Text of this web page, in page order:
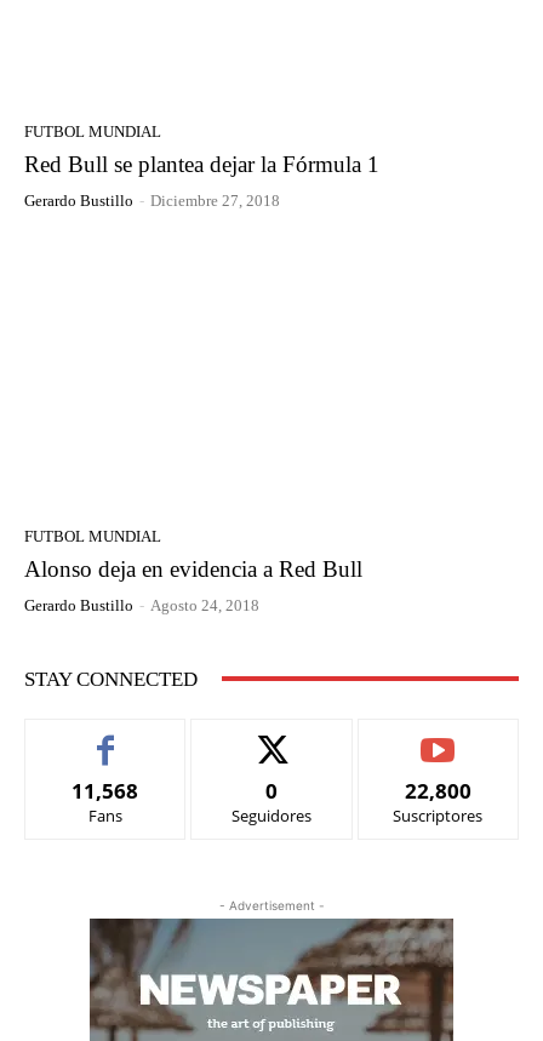
FUTBOL MUNDIAL
Red Bull se plantea dejar la Fórmula 1
Gerardo Bustillo - Diciembre 27, 2018
FUTBOL MUNDIAL
Alonso deja en evidencia a Red Bull
Gerardo Bustillo - Agosto 24, 2018
STAY CONNECTED
11,568
Fans
0
Seguidores
22,800
Suscriptores
- Advertisement -